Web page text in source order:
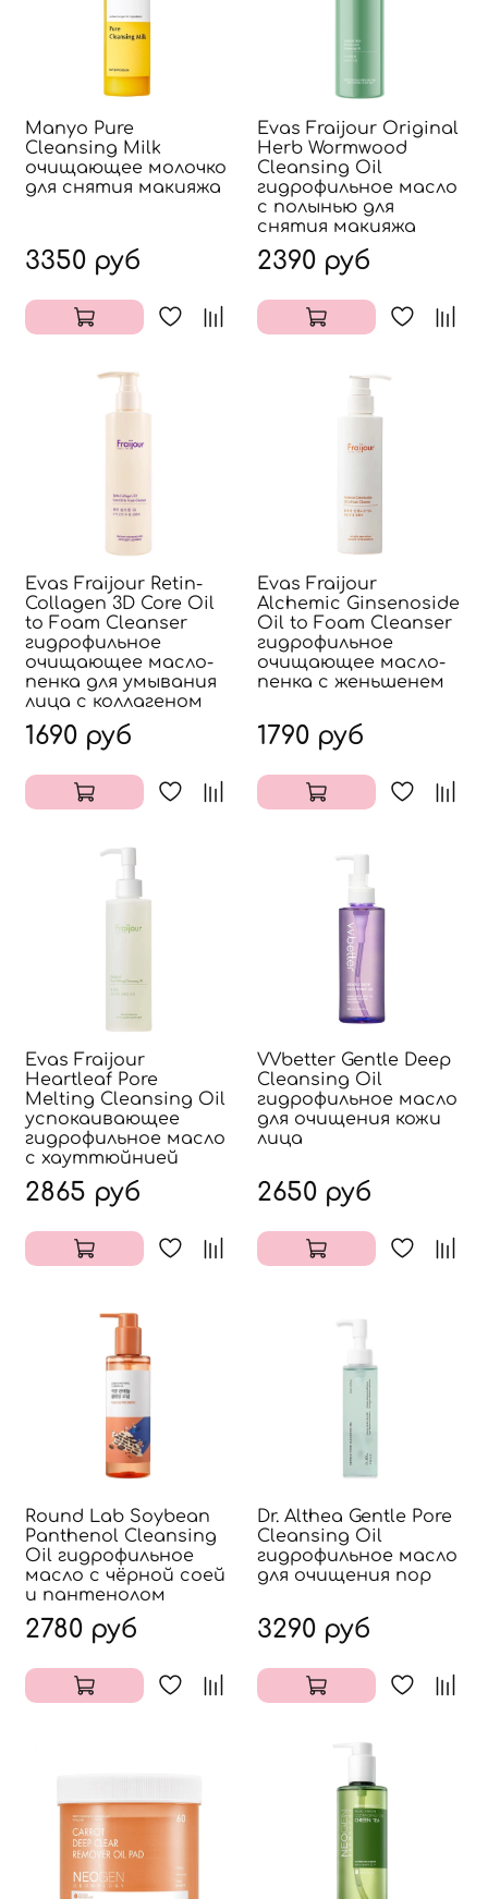
Manyo Pure
Cleansing Milk
очищающее молочко
для снятия макияжа
3350 руб
Evas Fraijour Original
Herb Wormwood
Cleansing Oil
гидрофильное масло
с полынью для
снятия макияжа
2390 руб
Evas Fraijour Retin-
Collagen 3D Core Oil
to Foam Cleanser
гидрофильное
очищающее масло-
пенка для умывания
лица с коллагеном
1690 руб
Evas Fraijour
Alchemic Ginsenoside
Oil to Foam Cleanser
гидрофильное
очищающее масло-
пенка с женьшенем
1790 руб
Evas Fraijour
Heartleaf Pore
Melting Cleansing Oil
успокаивающее
гидрофильное масло
с хауттюйнией
2865 руб
VVbetter Gentle Deep
Cleansing Oil
гидрофильное масло
для очищения кожи
лица
2650 руб
Round Lab Soybean
Panthenol Cleansing
Oil гидрофильное
масло с чёрной соей
и пантенолом
2780 руб
Dr. Althea Gentle Pore
Cleansing Oil
гидрофильное масло
для очищения пор
3290 руб